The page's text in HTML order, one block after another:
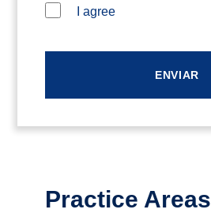
I agree
Practice Areas